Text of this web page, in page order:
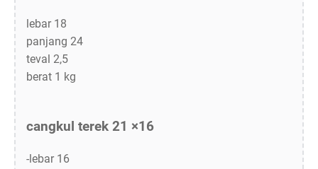
lebar 18
panjang 24
teval 2,5
berat 1 kg
cangkul terek 21 ×16
-lebar 16